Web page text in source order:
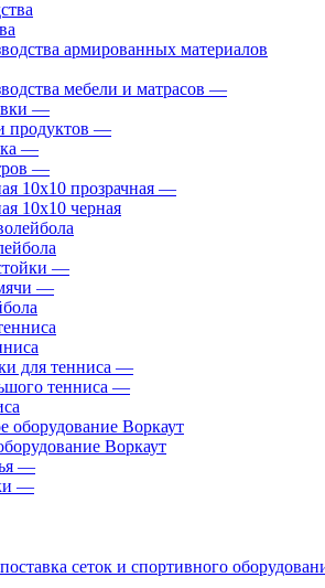
армированных материалов
мебели и матрасов —
—
продуктов —
—
—
10х10 прозрачная —
10х10 черная
—
—
для тенниса —
тенниса —
Воркаут
—
—